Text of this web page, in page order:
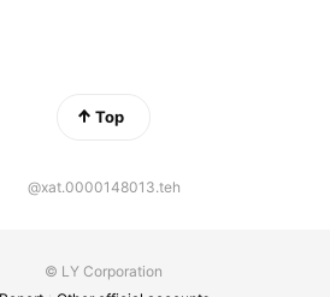
Top
@xat.0000148013.teh
© LY Corporation